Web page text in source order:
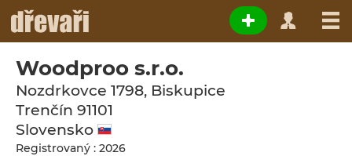
Woodproo s.r.o.
Nozdrkovce 1798, Biskupice
Trenčín 91101
Slovensko
Registrovaný : 2026